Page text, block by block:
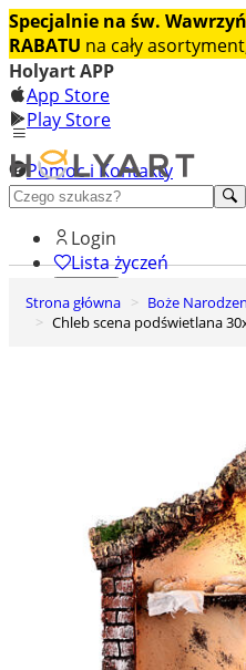
Specjalnie na św.
RABATU na cały
Holyart APP
App Store
Play Store
Pomoc i Kontakty
+48 222 922 860
Odkryj
Login
Lista życzeń
0
Koszyk
Strona główna Boże
Chleb scena podświetlana